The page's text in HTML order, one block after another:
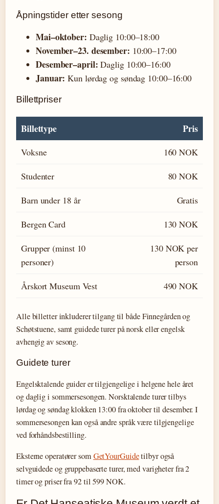
Åpningstider etter sesong
Mai–oktober: Daglig 10:00–18:00
November–23. desember: 10:00–17:00
Desember–april: Daglig 10:00–16:00
Januar: Kun lørdag og søndag 10:00–16:00
Billettpriser
Billettype Pris
Voksne 160 NOK
Studenter 80 NOK
Barn under 18 år Gratis
Bergen Card 130 NOK
Grupper (minst 10
personer)
130 NOK per
person
Årskort Museum Vest 490 NOK
Alle billetter inkluderer tilgang til både Finnegården og
Schøtstuene, samt guidede turer på norsk eller engelsk
avhengig av sesong.
Guidete turer
Engelsktalende guider er tilgjengelige i helgene hele året
og daglig i sommersesongen. Norsktalende turer tilbys
lørdag og søndag klokken 13:00 fra oktober til desember. I
sommersesongen kan også andre språk være tilgjengelige
ved forhåndsbestilling.
Eksterne operatører somGetYourGuidetilbyr også
selvguidede og gruppebaserte turer, med varigheter fra 2
timer og priser fra 92 til 599 NOK.